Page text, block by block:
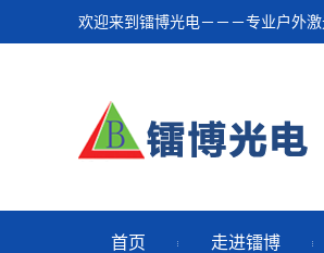
欢迎来到镭博光电－－－专业户外激
首页 走进镭博